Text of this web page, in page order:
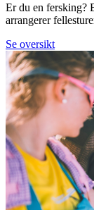
Er du en fersking?
arrangerer
Se oversikt